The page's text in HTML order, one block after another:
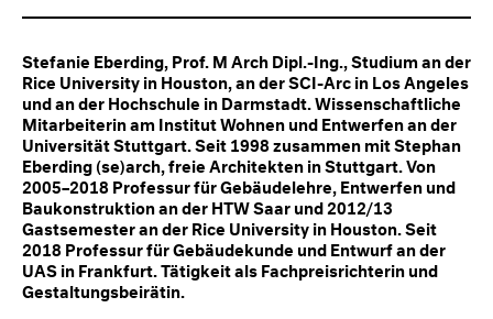
Stefanie Eberding, Prof. M Arch Dipl.-Ing., Studium an der
Rice University in Houston, an der SCI-Arc in Los Angeles
und an der Hochschule in Darmstadt. Wissenschaftliche
Mitarbeiterin am Institut Wohnen und Entwerfen an der
Universität Stuttgart. Seit 1998 zusammen mit Stephan
Eberding (se)arch, freie Architekten in Stuttgart. Von
2005–2018 Professur für Gebäudelehre, Entwerfen und
Baukonstruktion an der HTW Saar und 2012/13
Gastsemester an der Rice University in Houston. Seit
2018 Professur für Gebäudekunde und Entwurf an der
UAS in Frankfurt. Tätigkeit als Fachpreisrichterin und
Gestaltungsbeirätin.